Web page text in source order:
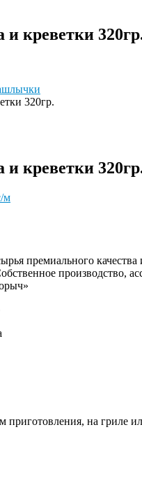
креветки
320гр.
креветки
м
премиального качества
производство,
приготовления, на